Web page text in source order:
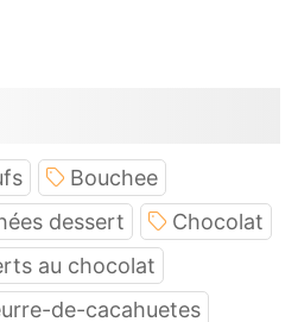
Bouchee
dessert
Chocolat
au chocolat
de-cacahuetes